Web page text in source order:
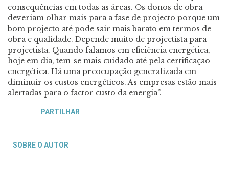
consequências em todas as áreas. Os donos de obra
deveriam olhar mais para a fase de projecto porque um
bom projecto até pode sair mais barato em termos de
obra e qualidade. Depende muito de projectista para
projectista. Quando falamos em eficiência energética,
hoje em dia, tem-se mais cuidado até pela certificação
energética. Há uma preocupação generalizada em
diminuir os custos energéticos. As empresas estão mais
alertadas para o factor custo da energia”.
PARTILHAR
SOBRE O AUTOR